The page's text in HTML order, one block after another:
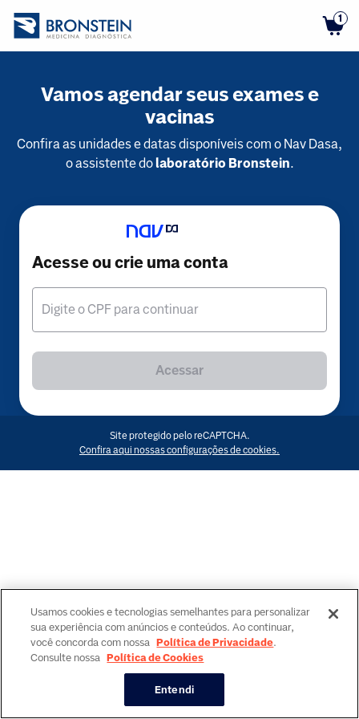
1
Vamos agendar seus exames e
vacinas
Confira as unidades e datas disponíveis com o Nav Dasa,
o assistente dolaboratório Bronstein.
Acesse ou crie uma conta
Digite o CPF para continuar
Acessar
Site protegido pelo reCAPTCHA.
Confira aqui nossas configurações de cookies.
Usamos cookies e tecnologias semelhantes para personalizar
sua experiência com anúncios e conteúdos. Ao continuar,
você concorda com nossa Política de Privacidade.
Consulte nossa Política de Cookies
Entendi